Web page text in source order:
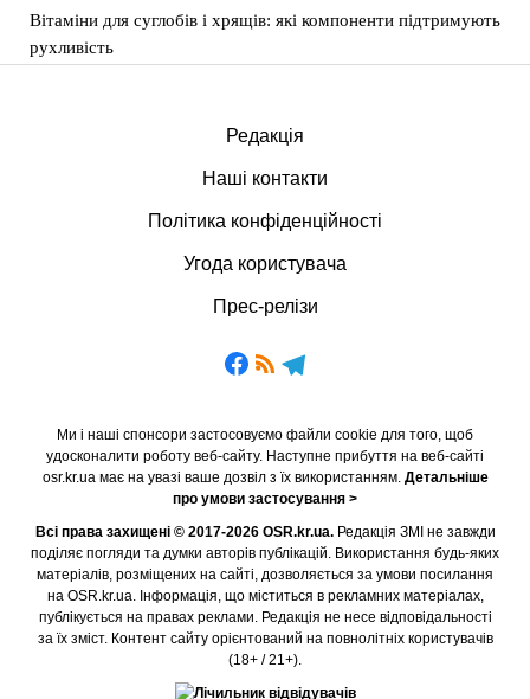
Вітаміни для суглобів і хрящів: які компоненти підтримують
рухливість
Редакція
Наші контакти
Політика конфіденційності
Угода користувача
Прес-релізи
Ми і наші спонсори застосовуємо файли cookie для того, щоб
удосконалити роботу веб-сайту. Наступне прибуття на веб-сайті
osr.kr.ua має на увазі ваше дозвіл з їх використанням. Детальніше
про умови застосування >
Всі права захищені © 2017-2026 OSR.kr.ua.Редакція ЗМІ не завжди
поділяє погляди та думки авторів публікацій. Використання будь-яких
матеріалів, розміщених на сайті, дозволяється за умови посилання
на OSR.kr.ua. Інформація, що міститься в рекламних матеріалах,
публікується на правах реклами. Редакція не несе відповідальності
за їх зміст. Контент сайту орієнтований на повнолітніх користувачів
(18+ / 21+).